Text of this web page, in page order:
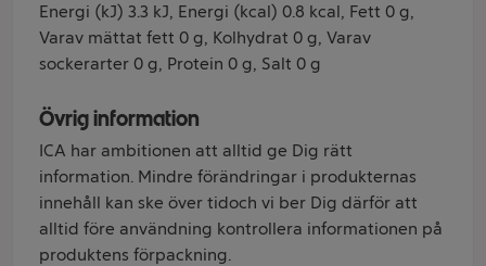
Energi (kJ) 3.3 kJ, Energi (kcal) 0.8 kcal, Fett 0 g,
Varav mättat fett 0 g, Kolhydrat 0 g, Varav
sockerarter 0 g, Protein 0 g, Salt 0 g
Övrig information
ICA har ambitionen att alltid ge Dig rätt
information. Mindre förändringar i produkternas
innehåll kan ske över tidoch vi ber Dig därför att
alltid före användning kontrollera informationen på
produktens förpackning.